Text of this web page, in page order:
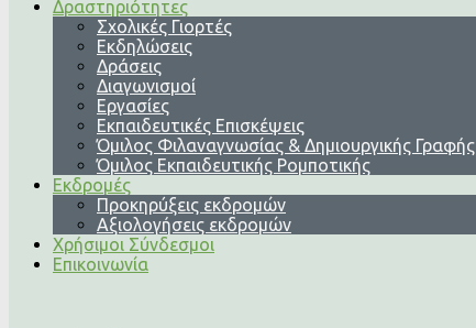
Δραστηριότητες
Σχολικές Γιορτές
Εκδηλώσεις
Δράσεις
Διαγωνισμοί
Εργασίες
Εκπαιδευτικές Επισκέψεις
Όμιλος Φιλαναγνωσίας & Δημιουργικής Γραφής
Όμιλος Εκπαιδευτικής Ρομποτικής
Εκδρομές
Προκηρύξεις εκδρομών
Αξιολογήσεις εκδρομών
Χρήσιμοι Σύνδεσμοι
Επικοινωνία